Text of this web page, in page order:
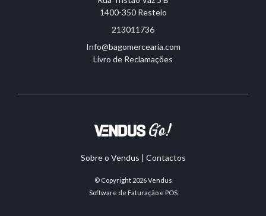
1400-350 Restelo
213011736
Info@bagomercearia.com
Livro de Reclamações
Sobre o Vendus | Contactos
© Copyright 2026Vendus
Software de Faturação e POS